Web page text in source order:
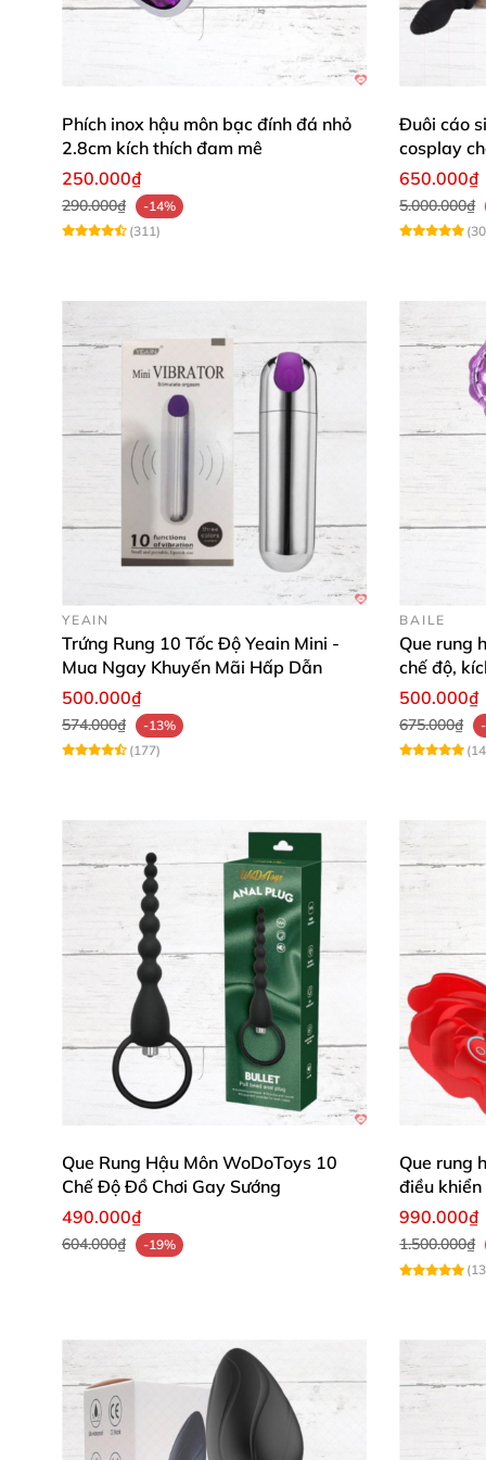
Phích inox hậu môn bạc đính đá nhỏ
2.8cm kích thích đam mê
250.000₫
290.000₫
-14%
(311)
Đuôi cáo
cosplay
650.000₫
5.000.000₫
YEAIN
Trứng Rung 10 Tốc Độ Yeain Mini -
Mua Ngay Khuyến Mãi Hấp Dẫn
500.000₫
574.000₫
-13%
(177)
BAILE
Que rung
chế độ,
500.000₫
675.000₫
Que Rung Hậu Môn WoDoToys 10
Chế Độ Đồ Chơi Gay Sướng
490.000₫
604.000₫ -19%
Que rung
điều
990.000₫
1.500.000₫